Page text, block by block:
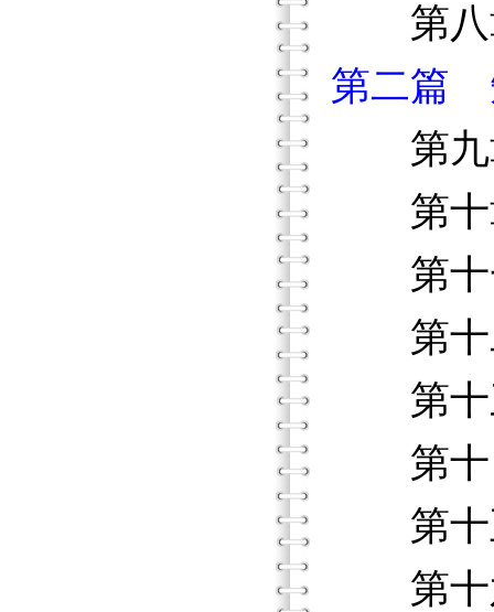
第八
第二篇
第九
第十
第十
第十
第十
第十
第十
第十